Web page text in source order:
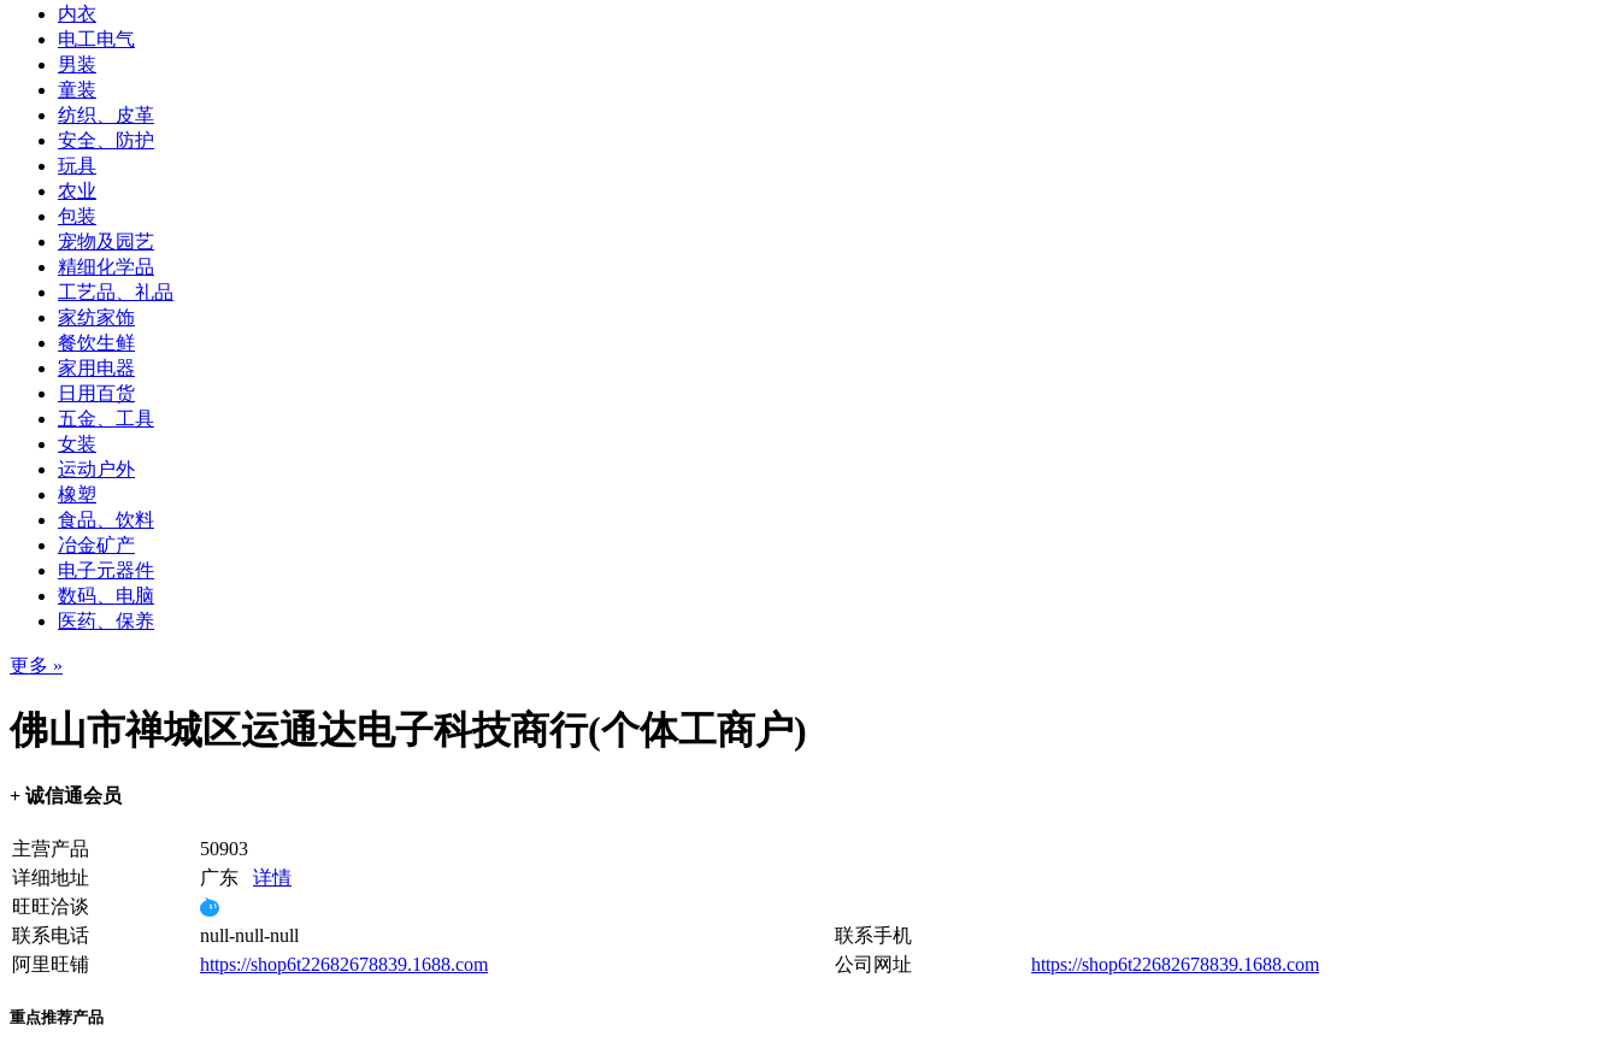
内衣
电工电气
男装
童装
纺织、皮革
安全、防护
玩具
农业
包装
宠物及园艺
精细化学品
工艺品、礼品
家纺家饰
餐饮生鲜
家用电器
日用百货
五金、工具
女装
运动户外
橡塑
食品、饮料
冶金矿产
电子元器件
数码、电脑
医药、保养
更多 »
佛山市禅城区运通达电子科技商行(个体工商户)
+ 诚信通会员
主营产品
50903
详细地址
广东 详情
旺旺洽谈
联系电话
null-null-null
联系手机
阿里旺铺
https://shop6t22682678839.1688.com 公司网址 https://shop6t22682678839.1688.com
重点推荐产品